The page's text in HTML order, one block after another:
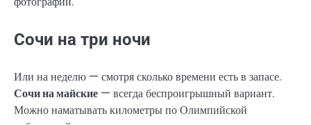
Сочи на три ночи
Или на неделю — смотря сколько времени есть в запасе.
Сочи на майские — всегда беспроигрышный вариант.
Можно наматывать километры по Олимпийской